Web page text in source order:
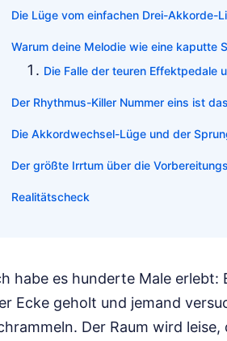
Die Lüge vom einfachen Drei-Akkorde-
Warum deine Melodie wie eine kaputte
Die Falle der teuren Effektpedale
Der Rhythmus-Killer Nummer eins ist
Die Akkordwechsel-Lüge und der
Der größte Irrtum über die
Realitätscheck
habe es hunderte Male
Ecke geholt und jemand
Der Raum wird